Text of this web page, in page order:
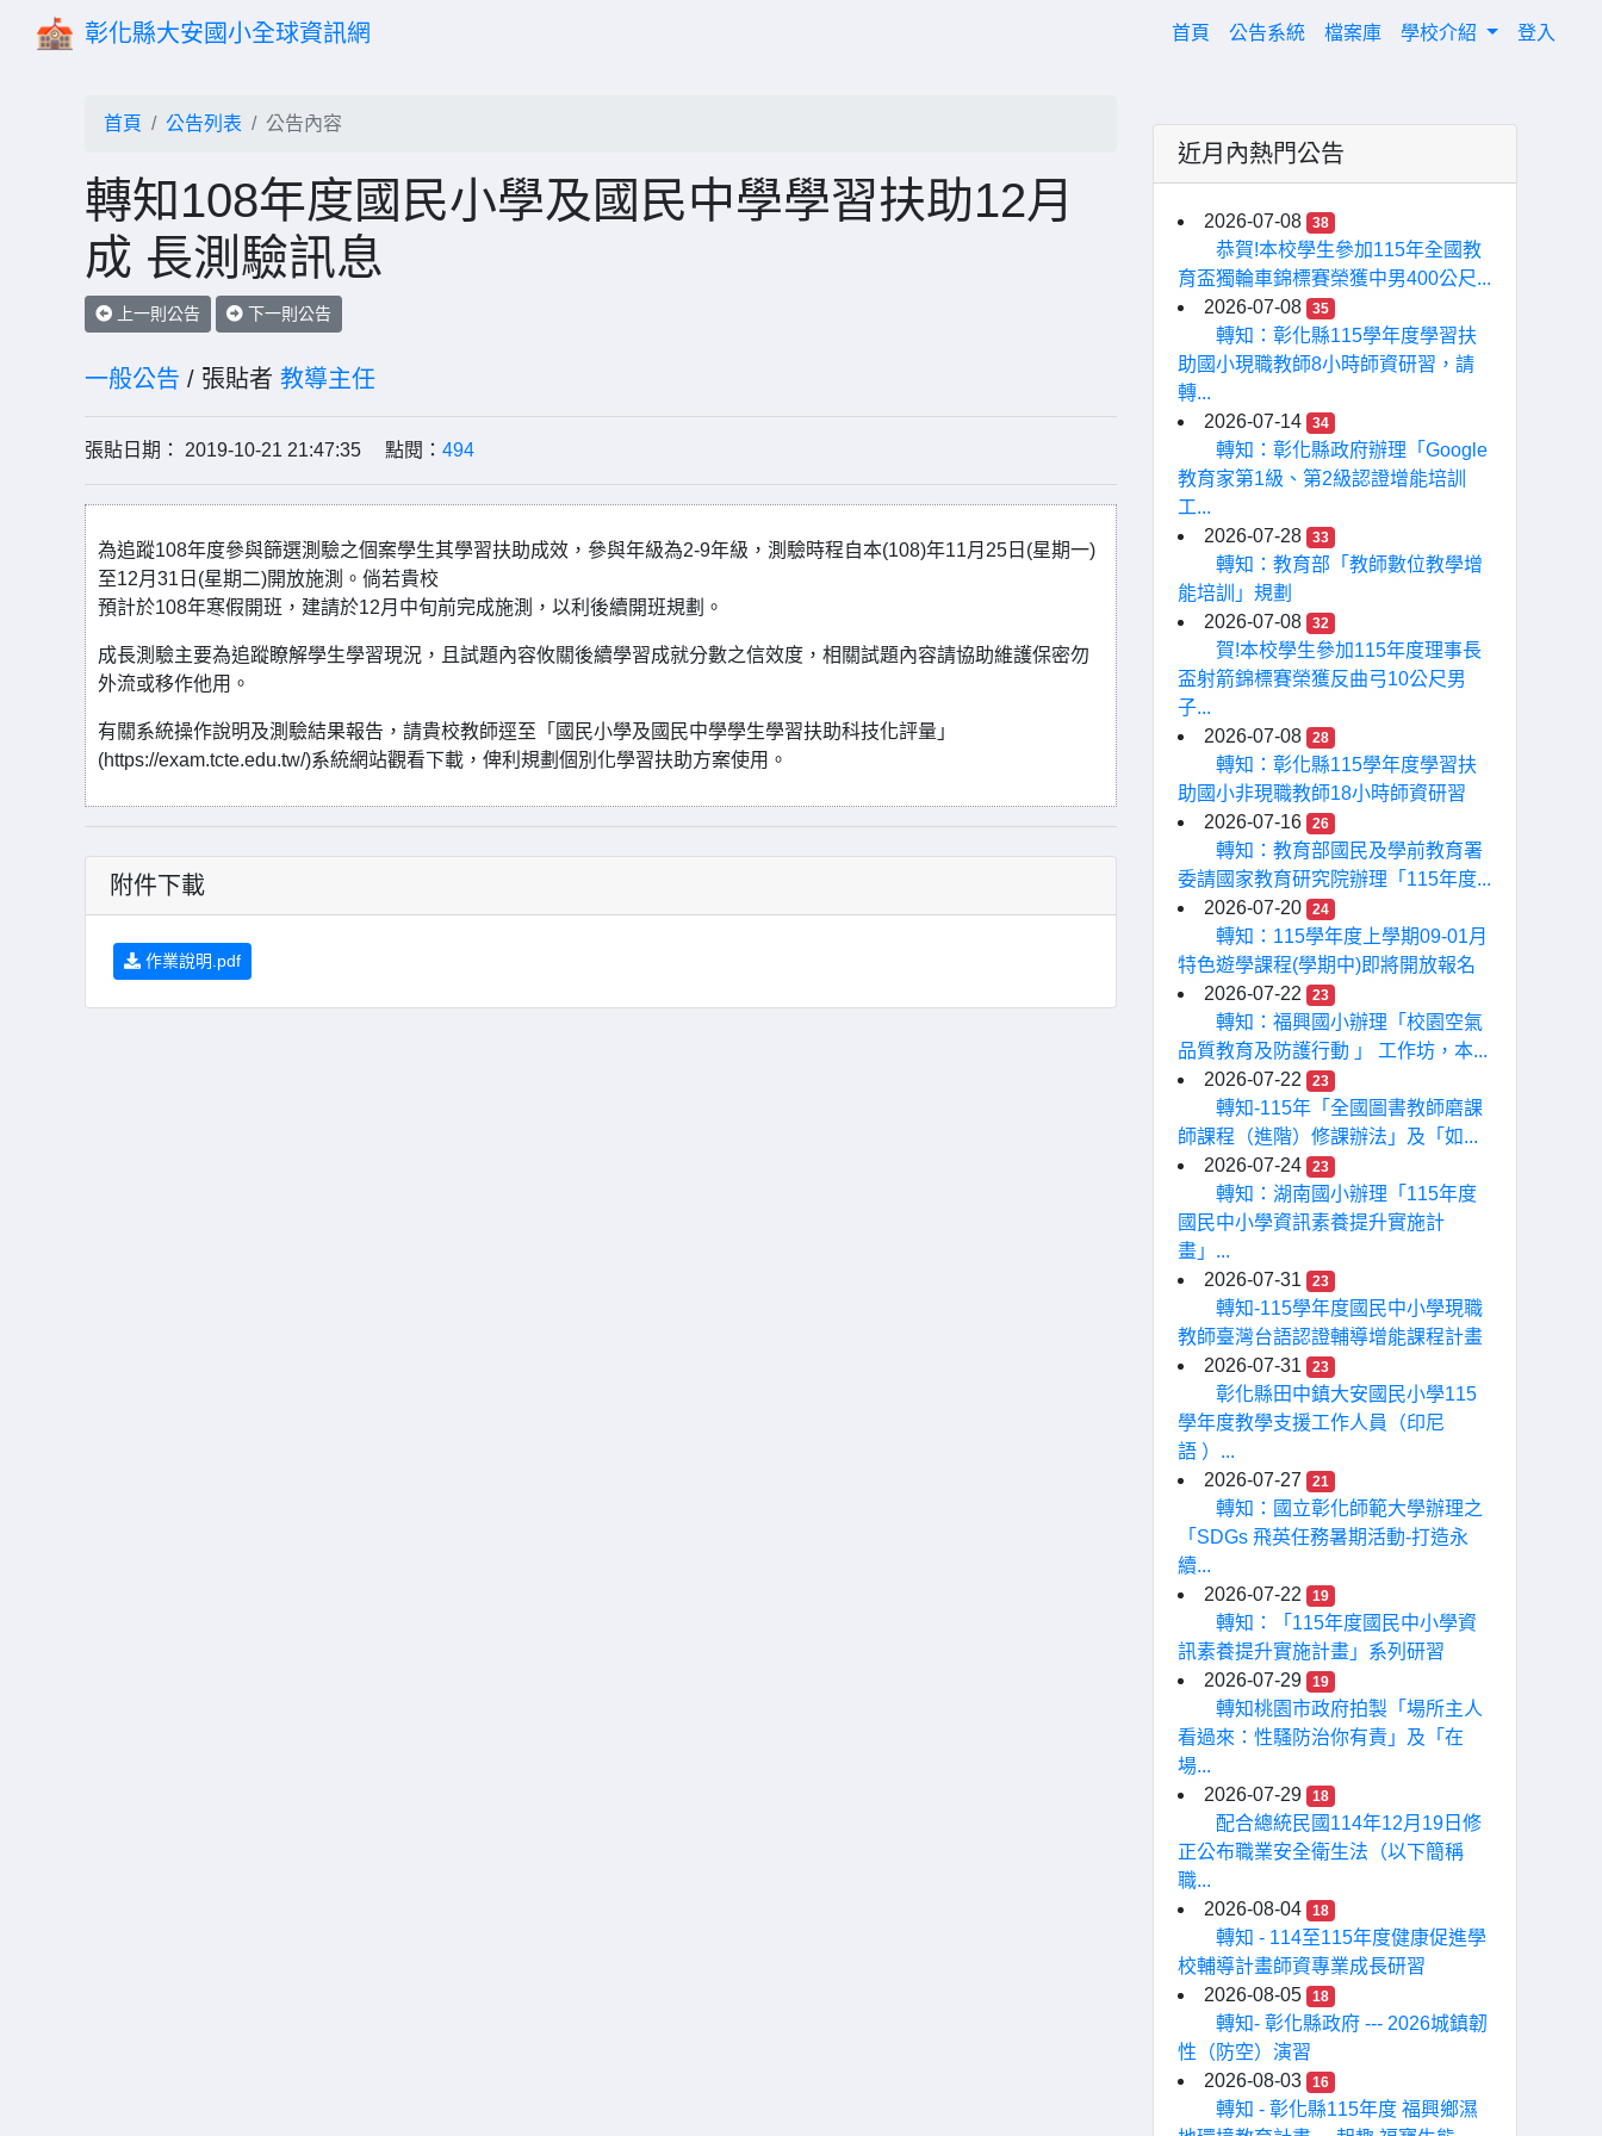
彰化縣大安國小全球資訊網 首頁 (current)
公告系統 檔案庫 學校介紹 登入
首頁 公告列表 公告內容
轉知108年度國民小學及國民中學學習扶助12月
成 長測驗訊息
上一則公告 下一則公告
一般公告 / 張貼者 教導主任
張貼日期： 2019-10-21 21:47:35 點閱： 494
為追蹤108年度參與篩選測驗之個案學生其學習扶助成效，參與年級為2-9年級，測驗時程自本(108)年11月25日(星期一)
至12月31日(星期二)開放施測。倘若貴校
預計於108年寒假開班，建請於12月中旬前完成施測，以利後續開班規劃。
成長測驗主要為追蹤瞭解學生學習現況，且試題內容攸關後續學習成就分數之信效度，相關試題內容請協助維護保密勿
外流或移作他用。
有關系統操作說明及測驗結果報告，請貴校教師逕至「國民小學及國民中學學生學習扶助科技化評量」
(https://exam.tcte.edu.tw/)系統網站觀看下載，俾利規劃個別化學習扶助方案使用。
附件下載
作業說明.pdf
近月內熱門公告
2026-07-08 38
恭賀!本校學生參加115年全國教
育盃獨輪車錦標賽榮獲中男400公尺...
2026-07-08
35
轉知：彰化縣115學年度學習扶
助國小現職教師8小時師資研習，請
轉...
2026-07-14
34
轉知：彰化縣政府辦理「Google
教育家第1級、第2級認證增能培訓
工...
2026-07-28
33
轉知：教育部「教師數位教學增
能培訓」規劃
2026-07-08
32
賀!本校學生參加115年度理事長
盃射箭錦標賽榮獲反曲弓10公尺男
子...
2026-07-08
28
轉知：彰化縣115學年度學習扶
助國小非現職教師18小時師資研習
2026-07-16
26
轉知：教育部國民及學前教育署
委請國家教育研究院辦理「115年度...
2026-07-20
24
轉知：115學年度上學期09-01月
特色遊學課程(學期中)即將開放報名
2026-07-22
23
轉知：福興國小辦理「校園空氣
品質教育及防護行動 」 工作坊，本...
2026-07-22
23
轉知-115年「全國圖書教師磨課
師課程（進階）修課辦法」及「如...
2026-07-24
23
轉知：湖南國小辦理「115年度
國民中小學資訊素養提升實施計
畫」...
2026-07-31
23
轉知-115學年度國民中小學現職
教師臺灣台語認證輔導增能課程計畫
2026-07-31
23
彰化縣田中鎮大安國民小學115
學年度教學支援工作人員（印尼
語 ）...
2026-07-27
21
轉知：國立彰化師範大學辦理之
「SDGs 飛英任務暑期活動-打造永
續...
2026-07-22
19
轉知：「115年度國民中小學資
訊素養提升實施計畫」系列研習
2026-07-29
19
轉知桃園市政府拍製「場所主人
看過來：性騷防治你有責」及「在
場...
2026-07-29
18
配合總統民國114年12月19日修
正公布職業安全衛生法（以下簡稱
職...
2026-08-04
18
轉知 - 114至115年度健康促進學
校輔導計畫師資專業成長研習
2026-08-05
18
轉知- 彰化縣政府 --- 2026城鎮韌
性（防空）演習
2026-08-03
16
轉知 - 彰化縣115年度 福興鄉濕